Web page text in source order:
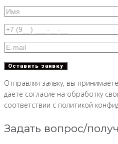
Отправляя заявку, вы
даете согласие на обработку
соответствии с политикой
Задать вопрос/